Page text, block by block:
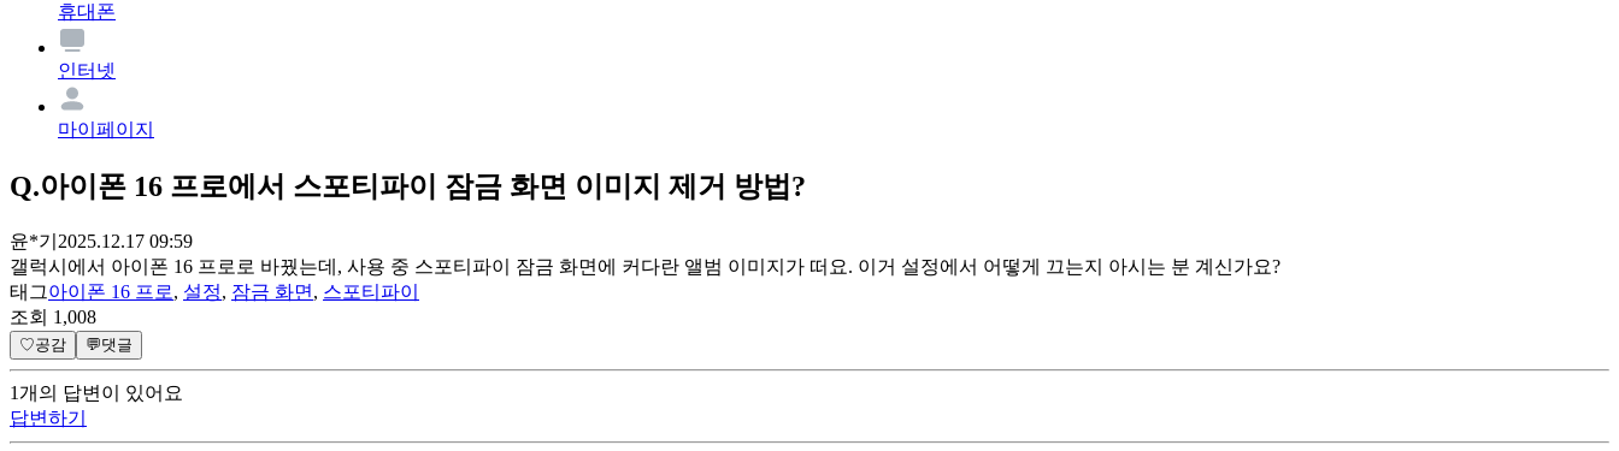
휴대폰
인터넷
마이페이지
Q.아이폰 16 프로에서 스포티파이 잠금 화면 이미지 제거 방법?
윤*기 2025.12.17 09:59
갤럭시에서 아이폰 16 프로로 바꿨는데, 사용 중 스포티파이 잠금 화면에 커다란 앨범 이미지가 떠요. 이거 설정에서 어떻게 끄는지 아시는 분 계신가요?
태그아이폰 16 프로, 설정, 잠금 화면 , 스포티파이
조회 1,008
♡공감 💬댓글
1개 의 답변이 있어요
답변하기